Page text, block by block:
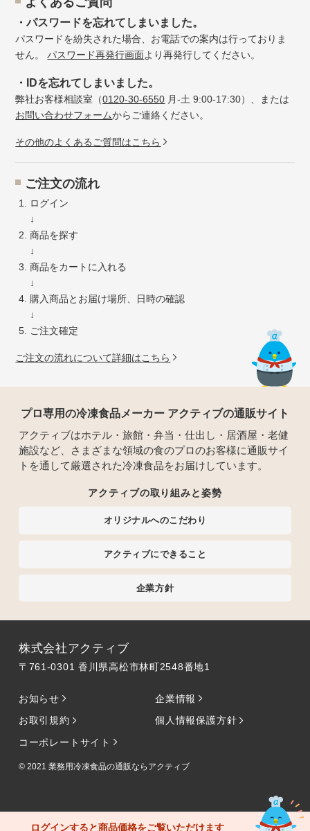
ログインすると商品価格をご覧いただけます
・パスワードを忘れてしまいました。
パスワードを紛失された場合、お電話での案内は行っておりま
せん。パスワード再発行画面より再発行してください。
・IDを忘れてしまいました。
弊社お客様相談室（0120-30-6550 月-土 9:00-17:30）、または
お問い合わせフォームからご連絡ください。
その他のよくあるご質問はこちら
ご注文の流れ
ログイン
↓
商品を探す
↓
商品をカートに入れる
↓
購入商品とお届け場所、日時の確認
↓
ご注文確定
ご注文の流れについて詳細はこちら
プロ専用の冷凍食品メーカー アクティブの通販サイト
アクティブはホテル・旅館・弁当・仕出し・居酒屋・老健
施設など、さまざまな領域の食のプロのお客様に通販サイ
トを通して厳選された冷凍食品をお届けしています。
アクティブの取り組みと姿勢
オリジナルへのこだわり
アクティブにできること
企業方針
株式会社アクティブ
〒761-0301 香川県高松市林町2548番地1
お知らせ
企業情報
お取引規約
個人情報保護方針
コーポレートサイト
© 2021 業務用冷凍食品の通販ならアクティブ